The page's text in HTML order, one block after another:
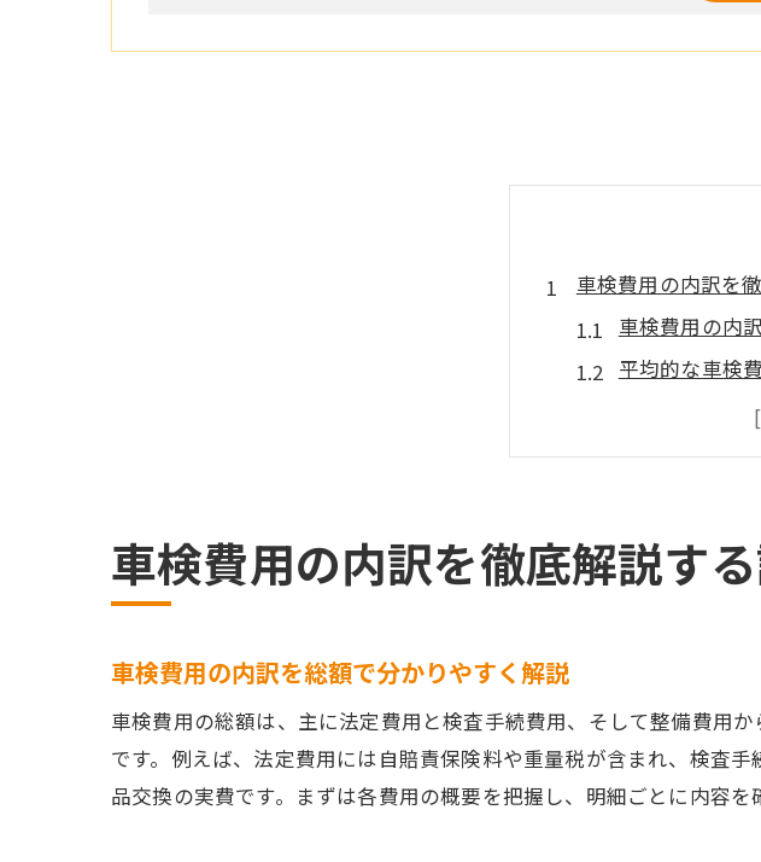
車検費用の内訳を
車検費用の内
平均的な車検
ディーラーと
車検法定費用
総合検査料を
検査費用を抑える
車検基本料金
オートバック
車検費用が高
車検費用の内訳を徹底解説す
車検費用の内訳を総額で分かりやすく解説
車検費用の総額は、主に法定費用と検査手続費用、そして整備費用
です。例えば、法定費用には自賠責保険料や重量税が含まれ、検査
品交換の実費です。まずは各費用の概要を把握し、明細ごとに内容